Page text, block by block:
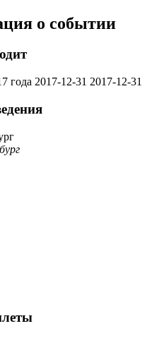
о событии
года 2017-12-31 2017-12-31